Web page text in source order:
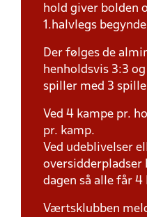
hold giver bolden
1.halvlegs
Der følges de
henholdsvis 3:3
spiller med 3
Ved 4 kampe pr.
pr. kamp.
Ved udeblivelser
oversidderpladser
dagen så alle får 4
Værtsklubben